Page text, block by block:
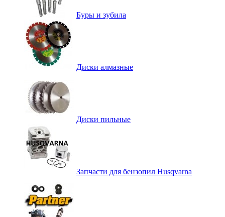
Буры и зубила
Диски алмазные
Диски пильные
Запчасти для бензопил Husqvarna